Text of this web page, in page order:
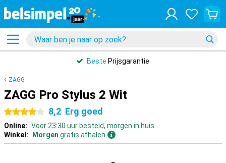
Beste Prijsgarantie
ZAGG
ZAGG Pro Stylus 2 Wit
4 sterren8,2 Erg goed
Online: Voor 23:30 uur besteld, morgen in huis
Winkel:
Morgen gratis afhalen